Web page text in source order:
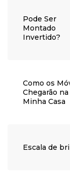
Pode Ser
Montado
Invertido?
Como os
Chegarão na
Minha Casa
Escala de